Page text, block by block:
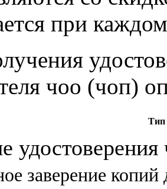
при
чоо (чоп)
Тип
удостоверения
заверение копий